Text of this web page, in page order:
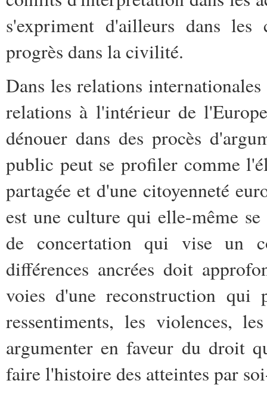
s'expriment d'ailleurs dans
progrès dans la civilité.
Dans les relations
relations à l'intérieur de
dénouer dans des procès
public peut se profiler comme
partagée et d'une citoyenneté
est une culture qui elle-même
de concertation qui vise un
différences ancrées doit
voies d'une reconstruction qui
ressentiments, les violences,
argumenter en faveur du droit
faire l'histoire des atteintes par